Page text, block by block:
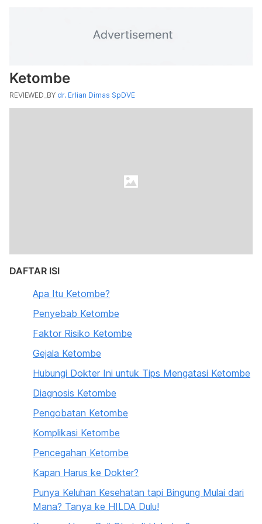
Ketombe
REVIEWED_BY dr. Erlian Dimas SpDVE
DAFTAR ISI
Apa Itu Ketombe?
Penyebab Ketombe
Faktor Risiko Ketombe
Gejala Ketombe
Hubungi Dokter Ini untuk Tips Mengatasi Ketombe
Diagnosis Ketombe
Pengobatan Ketombe
Komplikasi Ketombe
Pencegahan Ketombe
Kapan Harus ke Dokter?
Punya Keluhan Kesehatan tapi Bingung Mulai dari
Mana? Tanya ke HILDA Dulu!